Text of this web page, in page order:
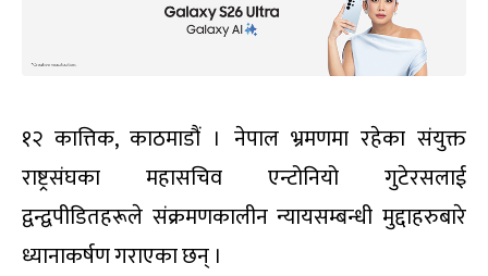
१२ कात्तिक, काठमाडौं । नेपाल भ्रमणमा रहेका संयुक्त
राष्ट्रसंघका महासचिव एन्टोनियो गुटेरसलाई
द्वन्द्वपीडितहरूले संक्रमणकालीन न्यायसम्बन्धी मुद्दाहरुबारे
ध्यानाकर्षण गराएका छन् ।